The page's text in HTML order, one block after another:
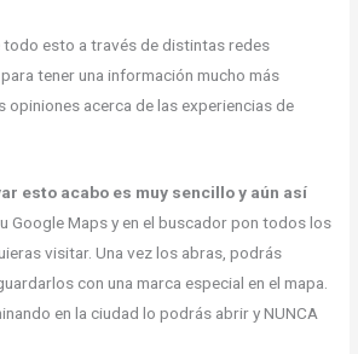
esto a través de distintas redes
tener una información mucho más
opiniones acerca de las experiencias de
esto acabo es muy sencillo y aún así
Google Maps y en el buscador pon todos los
visitar. Una vez los abras, podrás
con una marca especial en el mapa.
en la ciudad lo podrás abrir y NUNCA